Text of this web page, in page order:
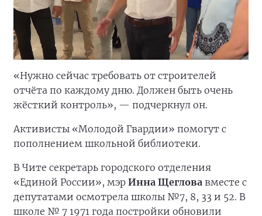
«Нужно сейчас требовать от строителей
отчёта по каждому дню. Должен быть очень
жёсткий контроль», — подчеркнул он.
Активисты «Молодой Гвардии» помогут с
пополнением школьной библиотеки.
В Чите секретарь городского отделения
«Единой России», мэр Инна Щеглова вместе с
депутатами осмотрела школы №7, 8, 33 и 52. В
школе № 7 1971 года постройки обновили